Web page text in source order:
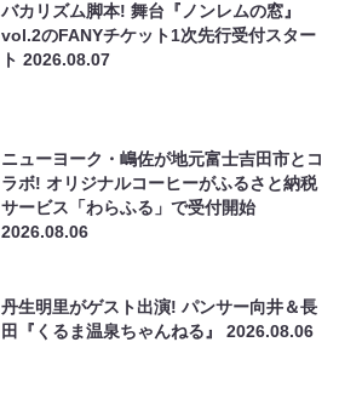
バカリズム脚本! 舞台『ノンレムの窓』
vol.2のFANYチケット1次先行受付スター
ト2026.08.07
ニューヨーク・嶋佐が地元富士吉田市とコ
ラボ! オリジナルコーヒーがふるさと納税
サービス「わらふる」で受付開始
2026.08.06
丹生明里がゲスト出演! パンサー向井＆長
田『くるま温泉ちゃんねる』2026.08.06